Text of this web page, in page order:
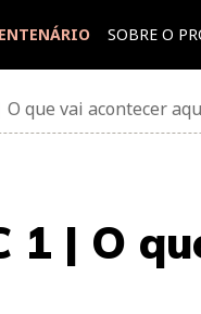
SOBRE O
O que vai acontecer
1 | O